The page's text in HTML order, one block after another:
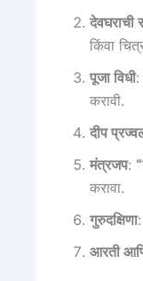
देवघराची
किंवा
पूजा विधी:
करावी.
दीप
मंत्रजप:
करावा.
गुरुदक्षिणा
आरती